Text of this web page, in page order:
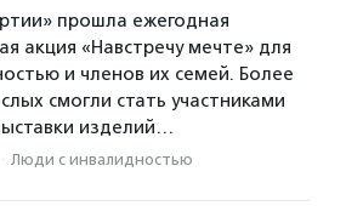
прошла ежегодная
акция «Навстречу мечте» для
и членов их семей. Более
смогли стать участниками
изделий…
· Люди с инвалидностью